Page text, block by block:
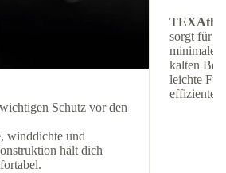
Schutz vor den
winddichte und
hält dich
sorgt für
kalten
leichte
effiziente